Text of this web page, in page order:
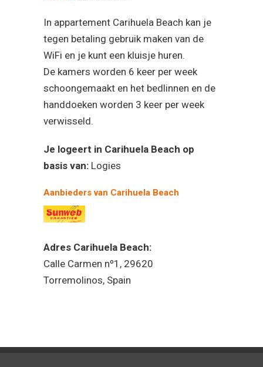
In appartement Carihuela Beach kan je
tegen betaling gebruik maken van de
WiFi en je kunt een kluisje huren.
De kamers worden 6 keer per week
schoongemaakt en het bedlinnen en de
handdoeken worden 3 keer per week
verwisseld.
Je logeert in Carihuela Beach op
basis van: Logies
Aanbieders van Carihuela Beach
Adres Carihuela Beach:
Calle Carmen nº1, 29620
Torremolinos, Spain